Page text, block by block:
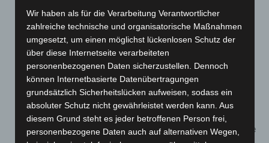
einer Leistungsunterbrechung von mehr als 14 Tagen
kommt. Darüber hinaus bleiben Ausnahmen für
bestimmte Fristen bei Verordnungen im Bereich der
häuslichen Krankenpflege bestehen:
Folgeverordnungen müssen nicht in den letzten
3 Arbeitstagen vor Ablauf des verordneten Zeitraums
ausgestellt werden. Außerdem können Ärztinnen und
Ärzte Folgeverordnungen für häusliche Krankenpflege
Wir haben als für die Verarbeitung Verantwortlicher
zahlreiche technische und organisatorische Maßnahmen
umgesetzt, um einen möglichst lückenlosen Schutz der
über diese Internetseite verarbeiteten
personenbezogenen Daten sicherzustellen. Dennoch
können Internetbasierte Datenübertragungen
grundsätzlich Sicherheitslücken aufweisen, sodass ein
absoluter Schutz nicht gewährleistet werden kann. Aus
diesem Grund steht es jeder betroffenen Person frei,
personenbezogene Daten auch auf alternativen Wegen,